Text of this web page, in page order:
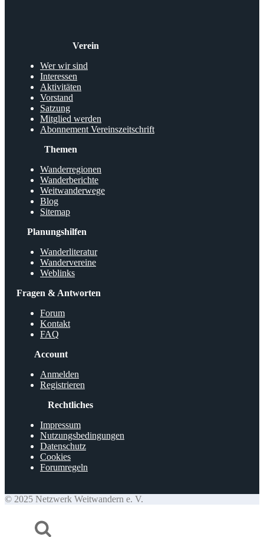
Verein
Wer wir sind
Interessen
Aktivitäten
Vorstand
Satzung
Mitglied werden
Abonnement Vereinszeitschrift
Themen
Wanderregionen
Wanderberichte
Weitwanderwege
Blog
Sitemap
Planungshilfen
Wanderliteratur
Wandervereine
Weblinks
Fragen & Antworten
Forum
Kontakt
FAQ
Account
Anmelden
Registrieren
Rechtliches
Impressum
Nutzungsbedingungen
Datenschutz
Cookies
Forumregeln
© 2025 Netzwerk Weitwandern e. V.